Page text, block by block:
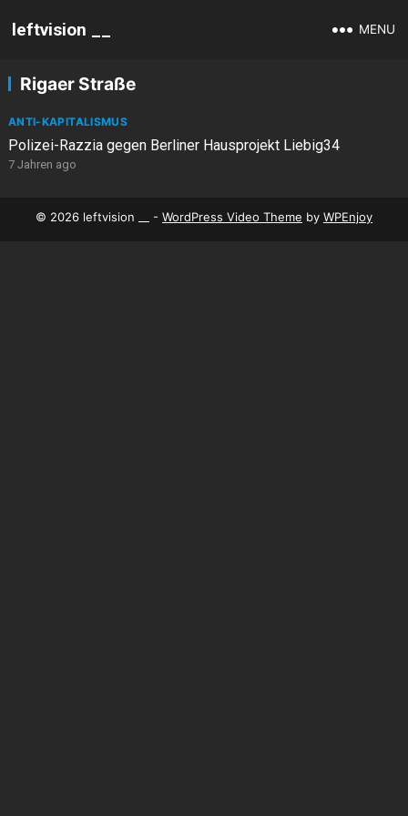
leftvision __ MENU
Rigaer Straße
ANTI-KAPITALISMUS
Polizei-Razzia gegen Berliner Hausprojekt Liebig34
7 Jahren ago
© 2026 leftvision __ - WordPress Video Theme by WPEnjoy